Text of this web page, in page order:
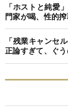
「ホストと純愛
門家が喝、性的
「残業キャンセ
正論すぎて、ぐ